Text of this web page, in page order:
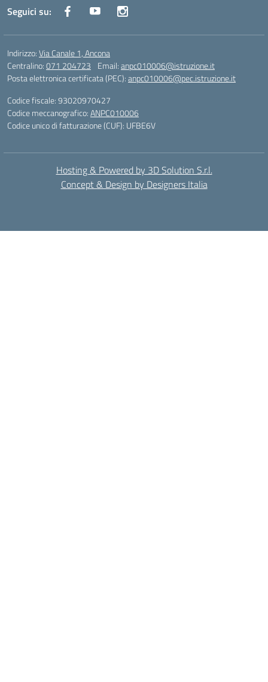
Seguici su:
Indirizzo:Via Canale 1, Ancona
Centralino:071 204723 Email:anpc010006@istruzione.it
Posta elettronica certificata (PEC):anpc010006@pec.istruzione.it
Codice fiscale: 93020970427
Codice meccanografico:ANPC010006
Codice unico di fatturazione (CUF): UFBE6V
Hosting & Powered by 3D Solution S.r.l.
Concept & Design by Designers Italia